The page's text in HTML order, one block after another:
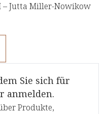
– Jutta Miller-Nowikow
Sie sich für
anmelden.
Produkte,